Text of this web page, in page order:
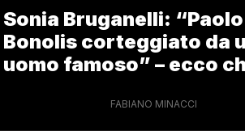
Sonia Bruganelli: “Paolo
Bonolis corteggiato da
uomo famoso” – ecco
FABIANO MINACCI